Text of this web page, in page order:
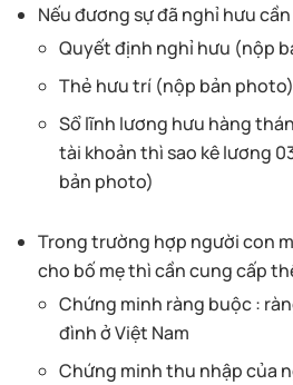
Nếu đương sự đã nghỉ hưu
Quyết định nghỉ hưu (nộp
Thẻ hưu trí (nộp bản photo)
Sổ lĩnh lương hưu hàng
tài khoản thì sao kê lương
bản photo)
Trong trường hợp người con
cho bố mẹ thì cần cung cấp
Chứng minh ràng buộc :
đình ở Việt Nam
Chứng minh thu nhập của